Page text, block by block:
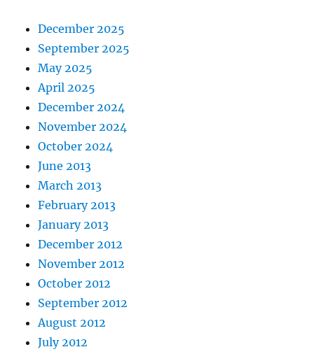
December 2025
September 2025
May 2025
April 2025
December 2024
November 2024
October 2024
June 2013
March 2013
February 2013
January 2013
December 2012
November 2012
October 2012
September 2012
August 2012
July 2012